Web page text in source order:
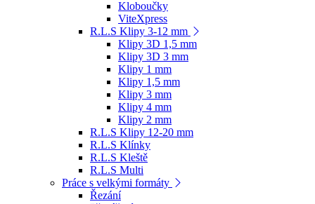
Kloboučky
ViteXpress
R.L.S Klipy 3-12 mm
Klipy 3D 1,5 mm
Klipy 3D 3 mm
Klipy 1 mm
Klipy 1,5 mm
Klipy 3 mm
Klipy 4 mm
Klipy 2 mm
R.L.S Klipy 12-20 mm
R.L.S Klínky
R.L.S Kleště
R.L.S Multi
Práce s velkými formáty
Řezání